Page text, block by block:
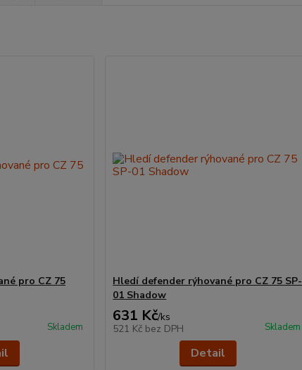
pro CZ 75
Skladem
Hledí defender rýhované pro CZ 75 SP-
01 Shadow
631 Kč/ks
521 Kč bez DPH Skladem
Detail